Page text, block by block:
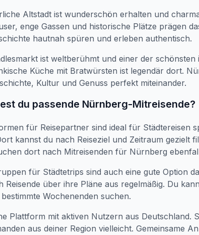
Altstadt ist wunderschön erhalten und
enge Gassen und historische Plätze prägen
hautnah spüren und erleben authentisch.
ist weltberühmt und einer der schönsten
Küche mit Bratwürsten ist legendär dort.
Kultur und Genuss perfekt miteinander.
du passende Nürnberg-Mitreisende?
für Reisepartner sind ideal für Städtereisen
kannst du nach Reiseziel und Zeitraum gezielt
dort nach Mitreisenden für Nürnberg
für Städtetrips sind auch eine gute Option
Reisende über ihre Pläne aus regelmäßig. Du
Wochenenden suchen.
Plattform mit aktiven Nutzern aus Deutschland.
aus deiner Region vielleicht. Gemeinsame